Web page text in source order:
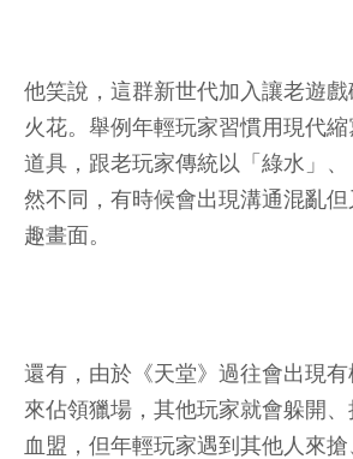
他笑說，這群新世代加入讓老遊
火花。舉例年輕玩家習慣用現代
道具，跟老玩家傳統以「綠水」
然不同，有時候會出現溝通混亂
趣畫面。
還有，由於《天堂》過往會出現
來佔領獵場，其他玩家就會躲開
血盟，但年輕玩家遇到其他人來